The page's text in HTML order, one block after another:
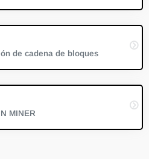
de cadena de bloques
MINER